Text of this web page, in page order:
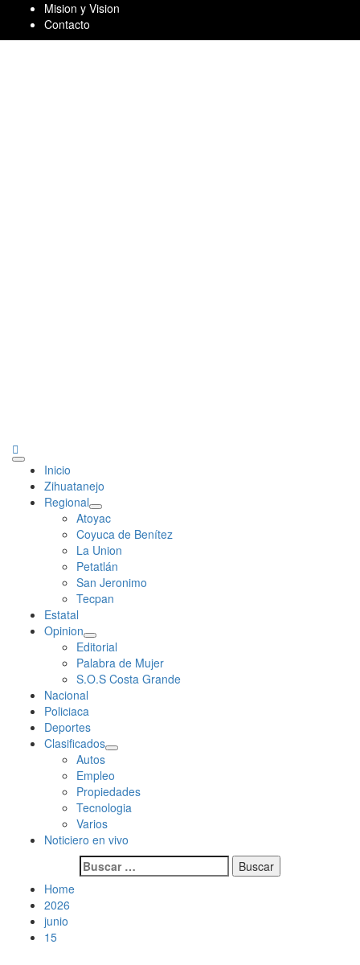
content
Mision y Vision
Contacto
Primary
Menu
Inicio
Zihuatanejo
Regional
Atoyac
Coyuca de Benítez
La Union
Petatlán
San Jeronimo
Tecpan
Estatal
Opinion
Editorial
Palabra de Mujer
S.O.S Costa Grande
Nacional
Policiaca
Deportes
Clasificados
Autos
Empleo
Propiedades
Tecnologia
Varios
Noticiero en vivo
Buscar:
Home
2026
junio
15